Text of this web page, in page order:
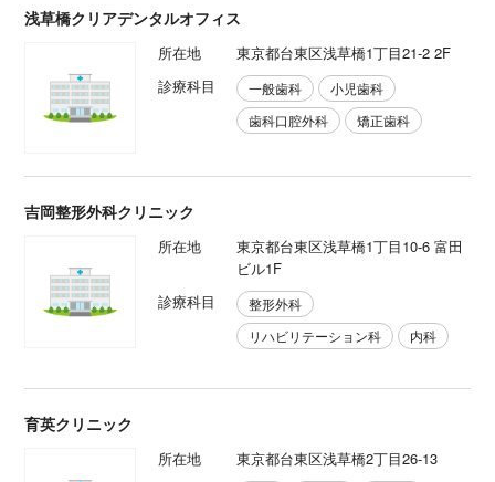
浅草橋クリアデンタルオフィス
所在地
東京都台東区浅草橋1丁目21-2 2F
診療科目
一般歯科
小児歯科
歯科口腔外科
矯正歯科
吉岡整形外科クリニック
所在地
東京都台東区浅草橋1丁目10-6 富田
ビル1F
診療科目
整形外科
リハビリテーション科
内科
育英クリニック
所在地
東京都台東区浅草橋2丁目26-13